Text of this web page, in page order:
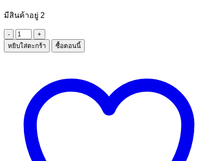
มีสินค้าอยู่ 2
จำนวน
ถัง
หยิบใส่ตะกร้า ซื้อตอนนี้